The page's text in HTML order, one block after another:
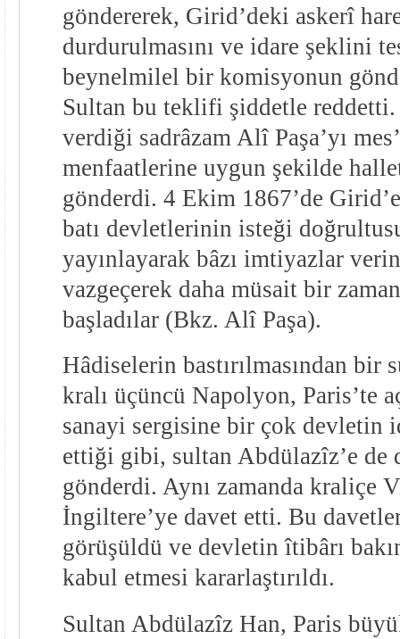
göndererek, Girid’deki askerî
durdurulmasını ve idare şeklini
beynelmilel bir komisyonun
Sultan bu teklifi şiddetle
verdiği sadrâzam Alî Paşa’yı
menfaatlerine uygun şekilde
gönderdi. 4 Ekim 1867’de
batı devletlerinin isteği
yayınlayarak bâzı imtiyazlar
vazgeçerek daha müsait bir
başladılar (Bkz. Alî Paşa).
Hâdiselerin bastırılmasından bir
kralı üçüncü Napolyon, Paris’te
sanayi sergisine bir çok devletin
ettiği gibi, sultan Abdülazîz’e de
gönderdi. Aynı zamanda kraliçe
İngiltere’ye davet etti. Bu
görüşüldü ve devletin îtibârı
kabul etmesi kararlaştırıldı.
Sultan Abdülazîz Han, Paris